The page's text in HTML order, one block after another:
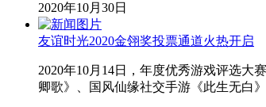
2020年10月30日
友谊时光2020金翎奖投票通道火热开启
2020年10月14日，年度优秀游戏评选大
卿歌》、国风仙缘社交手游《此生无白